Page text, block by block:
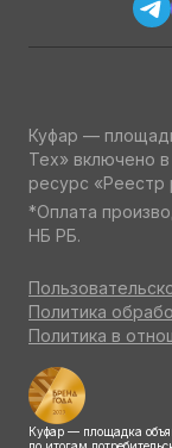
Куфар —
Тех» включено
ресурс «Реестр
*Оплата
НБ РБ.
Политика
Политика в
Куфар — площадка